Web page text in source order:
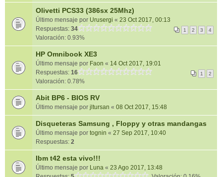
Olivetti PCS33 (386sx 25Mhz)
Último mensaje por Urusergi « 23 Oct 2017, 00:13
Respuestas: 34 1 2 3 4
Valoración: 0.93%
HP Omnibook XE3
Último mensaje por Faon « 14 Oct 2017, 19:01
Respuestas: 16 1 2
Valoración: 0.78%
Abit BP6 - BIOS RV
Último mensaje por jltursan « 08 Oct 2017, 15:48
Disqueteras Samsung , Floppy y otras mandangas
Último mensaje por tognin « 27 Sep 2017, 10:40
Respuestas: 2
Ibm t42 esta vivo!!!
Último mensaje por Luna « 23 Ago 2017, 13:48